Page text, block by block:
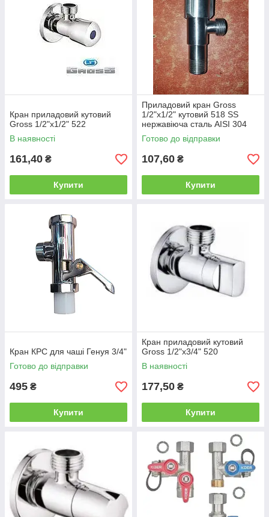
Кран приладовий кутовий
Gross 1/2"х1/2" 522
В наявності
161,40 ₴
Купити
Приладовий кран Gross
1/2"х1/2" кутовий 518 SS
нержавіюча сталь AISI 304
Готово до відправки
107,60 ₴
Купити
Кран КРС для чаші Генуя 3/4"
Готово до відправки
495 ₴
Купити
Кран приладовий кутовий
Gross 1/2"х3/4" 520
В наявності
177,50 ₴
Купити